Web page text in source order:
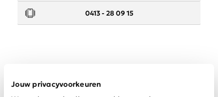
Jouw privacyvoorkeuren
0413 - 28 09 15